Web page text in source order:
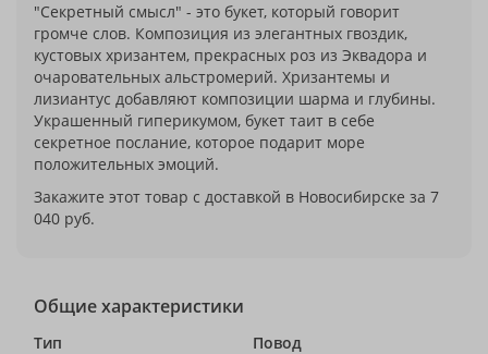
"Секретный смысл" - это букет, который говорит
громче слов. Композиция из элегантных гвоздик,
кустовых хризантем, прекрасных роз из Эквадора и
очаровательных альстромерий. Хризантемы и
лизиантус добавляют композиции шарма и глубины.
Украшенный гиперикумом, букет таит в себе
секретное послание, которое подарит море
положительных эмоций.
Закажите этот товар с доставкой в Новосибирске за 7
040 руб.
Общие характеристики
Тип
Повод